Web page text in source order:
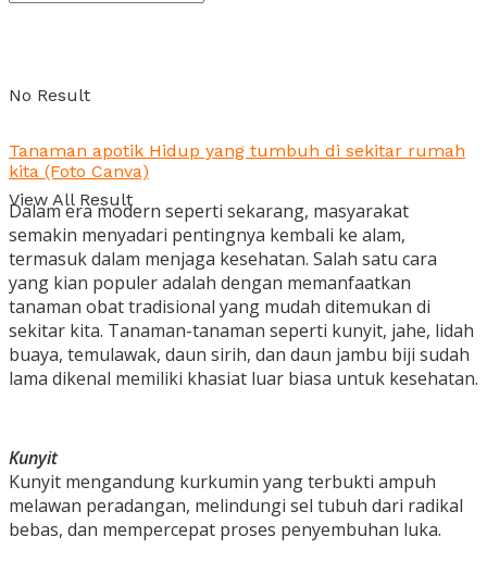
No Result
View All Result
Tanaman apotik Hidup yang tumbuh di sekitar rumah
kita (Foto Canva)
Dalam era modern seperti sekarang, masyarakat
semakin menyadari pentingnya kembali ke alam,
termasuk dalam menjaga kesehatan. Salah satu cara
yang kian populer adalah dengan memanfaatkan
tanaman obat tradisional yang mudah ditemukan di
sekitar kita. Tanaman-tanaman seperti kunyit, jahe, lidah
buaya, temulawak, daun sirih, dan daun jambu biji sudah
lama dikenal memiliki khasiat luar biasa untuk kesehatan.
Kunyit
Kunyit mengandung kurkumin yang terbukti ampuh
melawan peradangan, melindungi sel tubuh dari radikal
bebas, dan mempercepat proses penyembuhan luka.